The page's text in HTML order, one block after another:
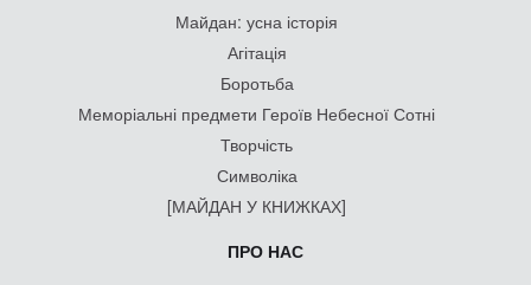
Майдан: усна історія
Агітація
Боротьба
Меморіальні предмети Героїв Небесної Сотні
Творчість
Символіка
[МАЙДАН У КНИЖКАХ]
ПРО НАС